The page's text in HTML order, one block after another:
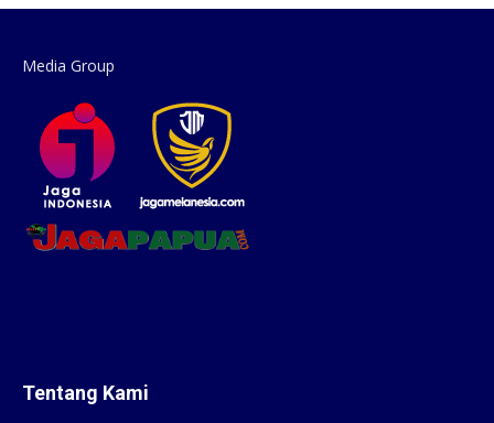
Media Group
Tentang Kami